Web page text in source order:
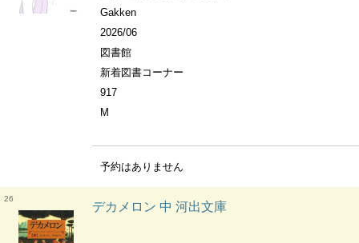
Gakken
2026/06
図書館
新着図書コーナー
917
M
予約はありません
26
デカメロン 中 河出文庫